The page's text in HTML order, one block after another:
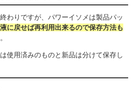
わりですが、パワーイソメは製品パッ
に戻せば再利用出来るので保存方法も
使用済みのものと新品は分けて保存し